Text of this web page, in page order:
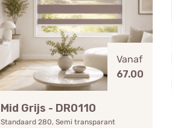
Vanaf
67.00
Mid Grijs - DR0110
Standaard 280, Semi transparant